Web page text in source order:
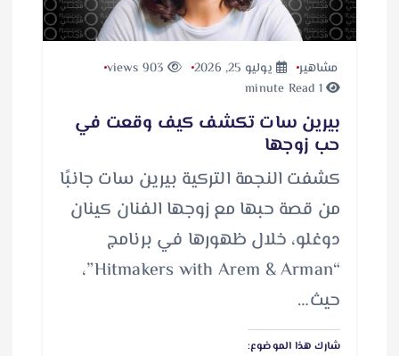
مشاهير يوليو 25, 2026
1 minute Read
بيرين سات تكشف كيف وقعت في
حب زوجها
كشفت النجمة التركية بيرين سات جانبًا
من قصة حبها مع زوجها الفنان كينان
دوغلو، خلال ظهورها في برنامج
“Hitmakers with Arem & Arman”،
حيث…
شارك هذا الموضوع: